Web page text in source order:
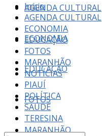
AGENDA CULTURAL
ECONOMIA
EDUCAÇÃO
FOTOS
MARANHÃO
Início
AGENDA CULTURAL
ECONOMIA
EDUCAÇÃO
FOTOS
MARANHÃO
NOTÍCIAS
PIAUÍ
POLÍTICA
SAÚDE
TERESINA